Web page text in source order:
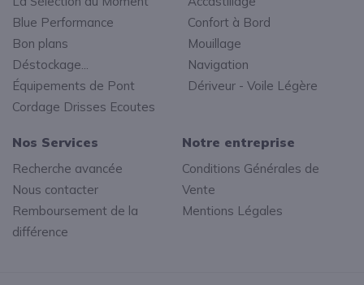
Nos Services
Recherche avancée
Nous contacter
Remboursement de la
différence
Notre entreprise
Conditions Générales de
Vente
Mentions Légales
Blue Performance
Bon plans
Déstockage...
Équipements de Pont
Cordage Drisses Ecoutes
Confort à Bord
Mouillage
Navigation
Dériveur - Voile Légère